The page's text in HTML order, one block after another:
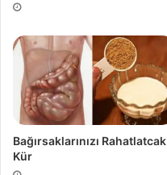
Bağırsaklarınızı Rahatlatcak
Kür